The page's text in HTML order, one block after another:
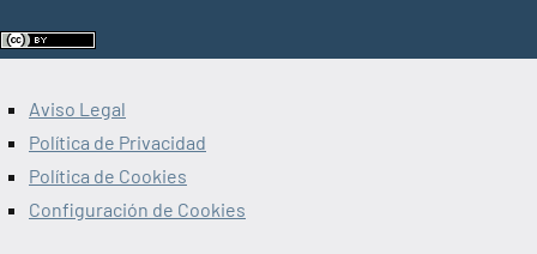
Aviso Legal
Política de Privacidad
Política de Cookies
Configuración de Cookies